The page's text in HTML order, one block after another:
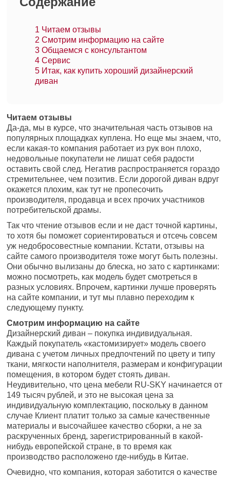
1 Читаем отзывы
2 Смотрим информацию на сайте
3 Общаемся с консультантом
4 Сервис
5 Итак, как купить хороший дизайнерский
диван
Читаем отзывы
Да-да, мы в курсе, что значительная часть отзывов на
популярных площадках куплена. Но еще мы знаем, что,
если какая-то компания работает из рук вон плохо,
недовольные покупатели не лишат себя радости
оставить свой след. Негатив распространяется гораздо
стремительнее, чем позитив. Если дорогой диван вдруг
окажется плохим, как тут не пропесочить
производителя, продавца и всех прочих участников
потребительской драмы.
Так что чтение отзывов если и не даст точной картины,
то хотя бы поможет сориентироваться и отсечь совсем
уж недобросовестные компании. Кстати, отзывы на
сайте самого производителя тоже могут быть полезны.
Они обычно вылизаны до блеска, но зато с картинками:
можно посмотреть, как модель будет смотреться в
разных условиях. Впрочем, картинки лучше проверять
на сайте компании, и тут мы плавно переходим к
следующему пункту.
Смотрим информацию на сайте
Дизайнерский диван – покупка индивидуальная.
Каждый покупатель «кастомизирует» модель своего
дивана с учетом личных предпочтений по цвету и типу
ткани, мягкости наполнителя, размерам и конфигурации
помещения, в котором будет стоять диван.
Неудивительно, что цена мебели RU-SKY начинается от
149 тысяч рублей, и это не высокая цена за
индивидуальную комплектацию, поскольку в данном
случае Клиент платит только за самые качественные
материалы и высочайшее качество сборки, а не за
раскрученных бренд, зарегистрированный в какой-
нибудь европейской стране, в то время как
производство расположено где-нибудь в Китае.
Очевидно, что компания, которая заботится о качестве